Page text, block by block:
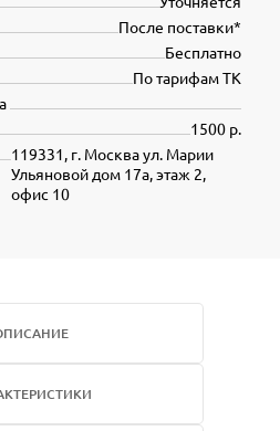
После поставки*
Бесплатно
По тарифам ТК
1500 р.
119331, г. Москва ул. Марии
Ульяновой дом 17а, этаж 2,
офис 10